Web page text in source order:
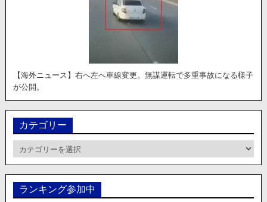
【海外ニュース】右へ左へ車線変更。無謀運転で多重事故になる様子
が公開。
カテゴリー
テ
リ
ランキング参加中